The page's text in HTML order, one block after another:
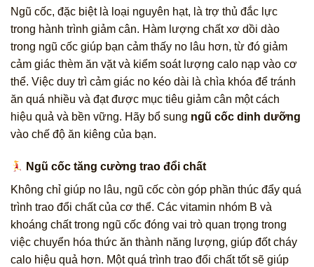
Ngũ cốc, đặc biệt là loại nguyên hạt, là trợ thủ đắc lực
trong hành trình giảm cân. Hàm lượng chất xơ dồi dào
trong ngũ cốc giúp bạn cảm thấy no lâu hơn, từ đó giảm
cảm giác thèm ăn vặt và kiểm soát lượng calo nạp vào cơ
thể. Việc duy trì cảm giác no kéo dài là chìa khóa để tránh
ăn quá nhiều và đạt được mục tiêu giảm cân một cách
hiệu quả và bền vững. Hãy bổ sung ngũ cốc dinh dưỡng
vào chế độ ăn kiêng của bạn.
Ngũ cốc tăng cường trao đổi chất
Không chỉ giúp no lâu, ngũ cốc còn góp phần thúc đẩy quá
trình trao đổi chất của cơ thể. Các vitamin nhóm B và
khoáng chất trong ngũ cốc đóng vai trò quan trọng trong
việc chuyển hóa thức ăn thành năng lượng, giúp đốt cháy
calo hiệu quả hơn. Một quá trình trao đổi chất tốt sẽ giúp